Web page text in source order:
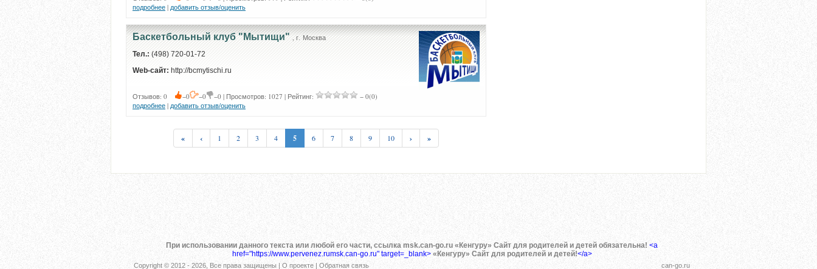
подробнее | добавить отзыв/оценить
Баскетбольный клуб "Мытищи", г. Москва
Тел.: (498) 720-01-72
Web-сайт: http://bcmytischi.ru
Отзывов: 0 −0 −0 −0 | Просмотров: 1027 | Рейтинг:
− 0(0)
подробнее | добавить отзыв/оценить
« ‹ 1 2 3 4 5 6 7 8 9 10 › »
При использовании данного текста или любой его части, ссылка msk.can-go.ru «Кенгуру» Сайт для родителей и детей обязательна! <a
href="https://www.pervenez.rumsk.can-go.ru" target=_blank>«Кенгуру» Сайт для родителей и детей!</a>
Copyright © 2012 - 2026 , Все права защищены | О проекте | Обратная связь can-go.ru